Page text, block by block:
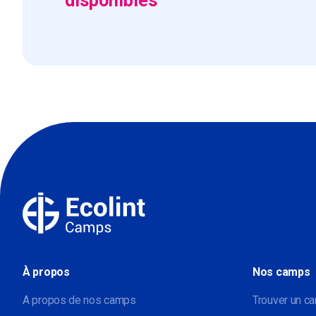
À propos
A propos de nos camps
Nos camps
Trouver un